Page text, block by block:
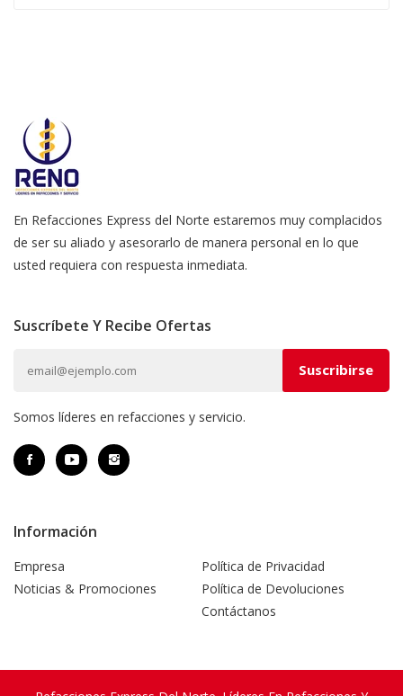
En Refacciones Express del Norte estaremos muy complacidos
de ser su aliado y asesorarlo de manera personal en lo que
usted requiera con respuesta inmediata.
Suscríbete Y Recibe Ofertas
Somos líderes en refacciones y servicio.
Información
Empresa
Noticias & Promociones
Política de Privacidad
Política de Devoluciones
Contáctanos